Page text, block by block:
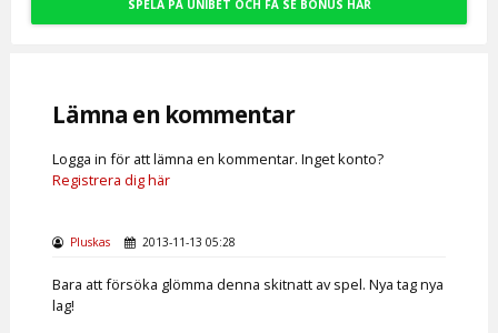
SPELA PÅ UNIBET OCH FÅ SE BONUS HÄR
Lämna en kommentar
Logga in för att lämna en kommentar. Inget konto?
Registrera dig här
Pluskas 2013-11-13 05:28
Bara att försöka glömma denna skitnatt av spel. Nya tag nya
lag!